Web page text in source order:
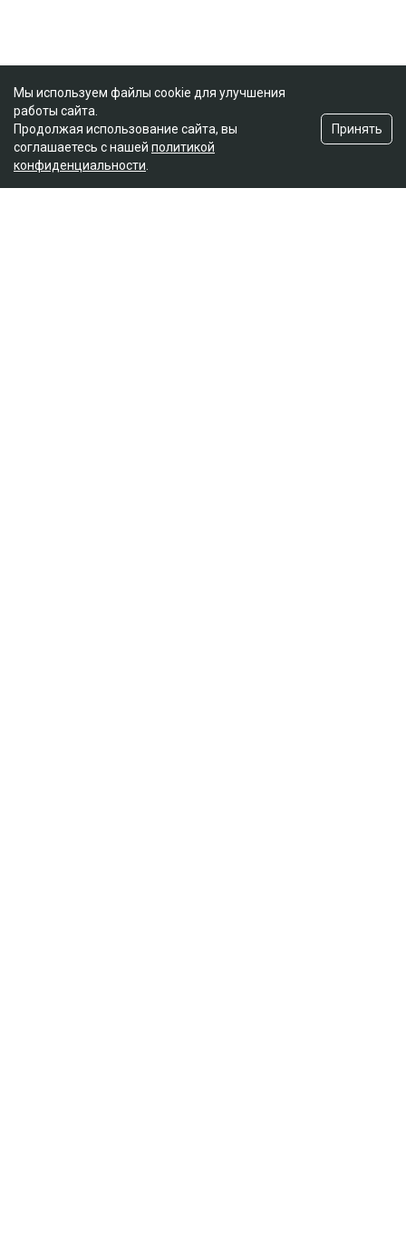
Мы используем файлы cookie для улучшения
работы сайта.
Продолжая использование сайта, вы
соглашаетесь с нашей политикой
конфиденциальности
Принять